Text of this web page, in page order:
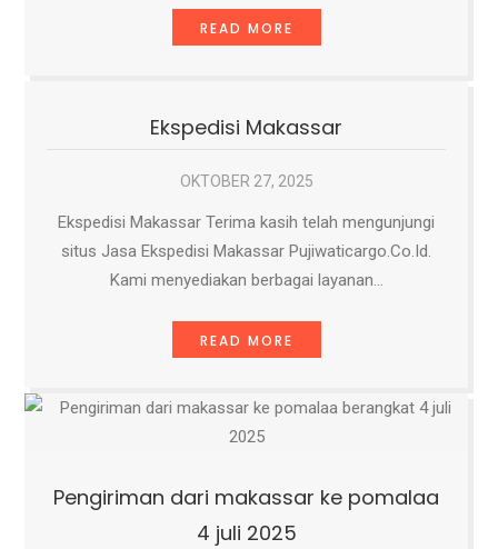
READ MORE
Ekspedisi Makassar
OKTOBER 27, 2025
Ekspedisi Makassar Terima kasih telah mengunjungi
situs Jasa Ekspedisi Makassar Pujiwaticargo.Co.Id.
Kami menyediakan berbagai layanan…
READ MORE
Pengiriman dari makassar ke pomalaa
4 juli 2025